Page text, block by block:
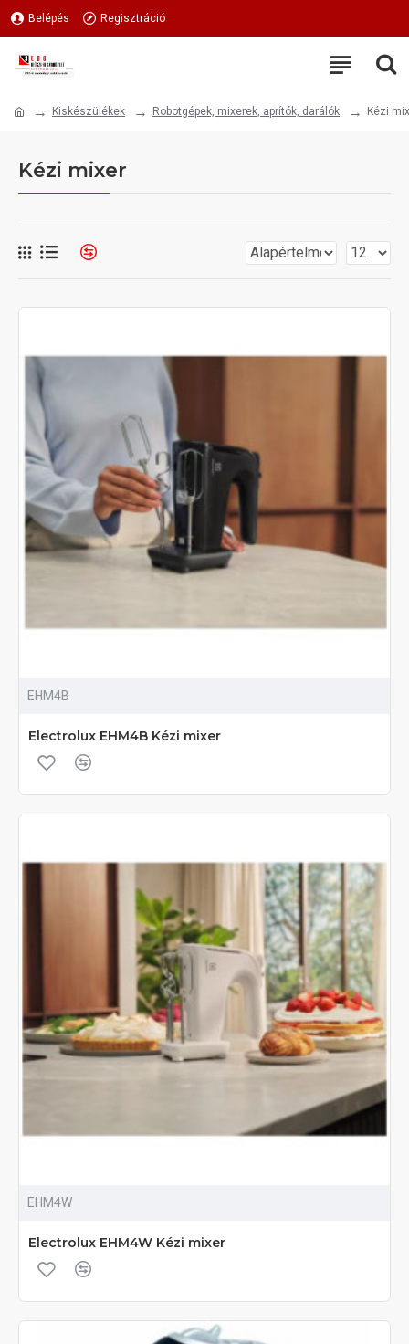
Belépés Regisztráció
Kiskészülékek Robotgépek, mixerek, aprítók, darálók Kézi
Kézi mixer
EHM4B
Electrolux EHM4B Kézi mixer
EHM4W
Electrolux EHM4W Kézi mixer